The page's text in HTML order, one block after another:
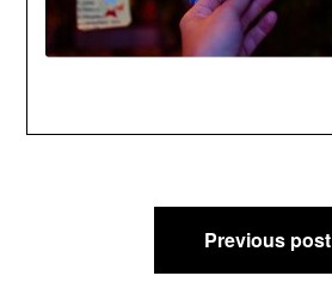
navigation
Previous post